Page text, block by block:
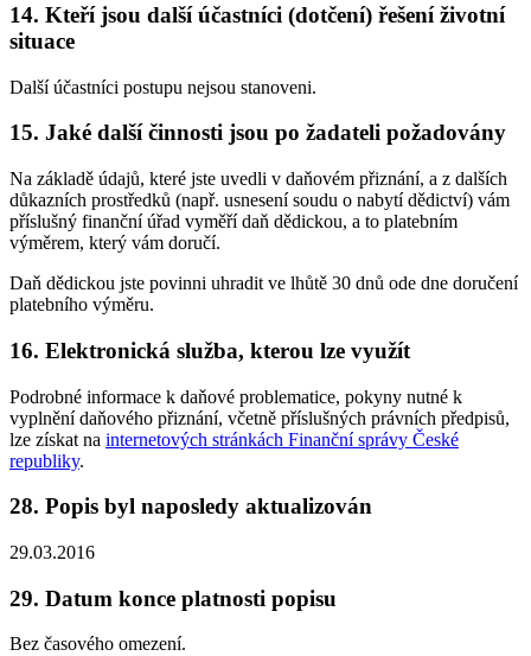
14. Kteří jsou další účastníci (dotčení) řešení životní
situace
Další účastníci postupu nejsou stanoveni.
15. Jaké další činnosti jsou po žadateli požadovány
Na základě údajů, které jste uvedli v daňovém přiznání, a z dalších
důkazních prostředků (např. usnesení soudu o nabytí dědictví) vám
příslušný finanční úřad vyměří daň dědickou, a to platebním
výměrem, který vám doručí.
Daň dědickou jste povinni uhradit ve lhůtě 30 dnů ode dne doručení
platebního výměru.
16. Elektronická služba, kterou lze využít
Podrobné informace k daňové problematice, pokyny nutné k
vyplnění daňového přiznání, včetně příslušných právních předpisů,
lze získat na internetových stránkách Finanční správy České
republiky.
28. Popis byl naposledy aktualizován
29.03.2016
29. Datum konce platnosti popisu
Bez časového omezení.